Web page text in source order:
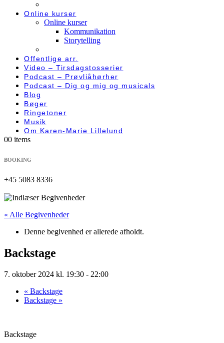
Online kurser
Online kurser
Kommunikation
Storytelling
Offentlige arr.
Video – Tirsdagstosserier
Podcast – Prøvliåhørher
Podcast – Dig og mig og musicals
Blog
Bøger
Ringetoner
Musik
Om Karen-Marie Lillelund
00 items
BOOKING
+45 5083 8336
« Alle Begivenheder
Denne begivenhed er allerede afholdt.
Backstage
7. oktober 2024 kl. 19:30 - 22:00
« Backstage
Backstage »
Backstage